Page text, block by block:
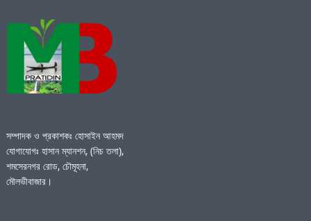
সম্পাদক ও প্রকাশকঃ হোসাইন আহমদ
যোগাযোগঃ হাসান ম্যানশন, (নিচ তলা),
শমসেরনগর রোড, চৌমূহনা,
মৌলভীবাজার।